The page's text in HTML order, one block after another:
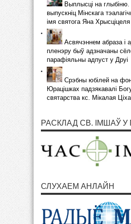
Выплысці на глыбіню.
выпускніц Мінскага
імя святога Яна Хрысціцеля
Асвячэннем абраза і
пленэру быў адзначаны
парафіяльны адпуст у Друі
Срэбны юбілей на
Юрацішках падзякавалі
святарства кс. Мікалая
РАСКЛАД СВ. ІМШАЎ У
СЛУХАЕМ АНЛАЙН